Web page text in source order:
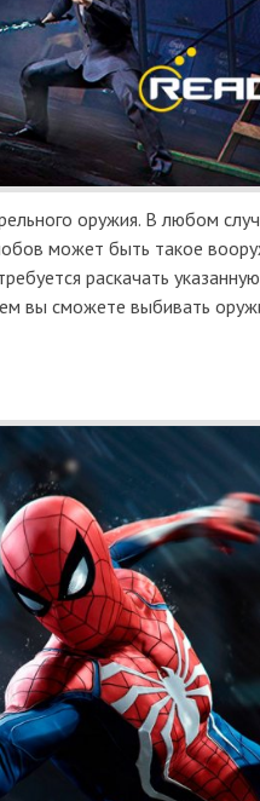
оружия. В любом
может быть такое
раскачать
вы сможете выбивать